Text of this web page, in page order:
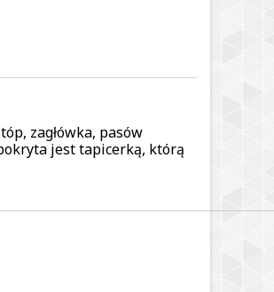
zagłówka, pasów
jest tapicerką, którą